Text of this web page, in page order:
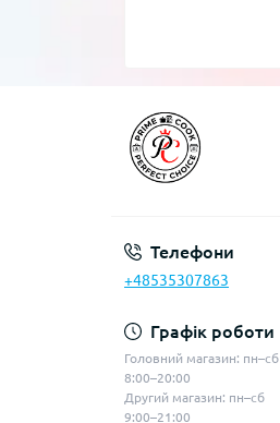
Телефони
+48535307863
Графік роботи
Головний магазин: пн–сб
8:00–20:00
Другий магазин: пн–сб
9:00–21:00